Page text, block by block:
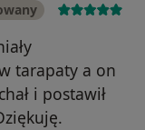
tarapaty a on
i postawił